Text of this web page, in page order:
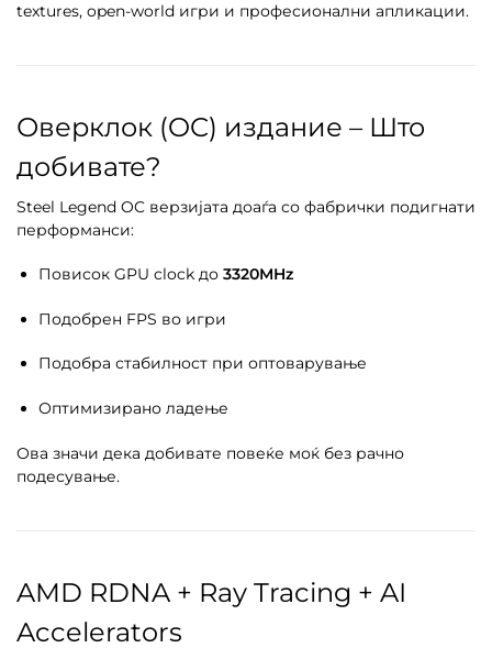
textures, open-world игри и професионални апликации.
Оверклок (OC) издание – Што
добивате?
Steel Legend OC верзијата доаѓа со фабрички подигнати
перформанси:
Повисок GPU clock до 3320MHz
Подобрен FPS во игри
Подобра стабилност при оптоварување
Оптимизирано ладење
Ова значи дека добивате повеќе моќ без рачно
подесување.
AMD RDNA + Ray Tracing + AI
Accelerators